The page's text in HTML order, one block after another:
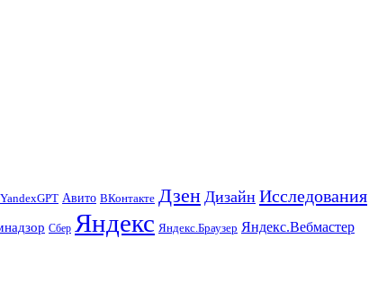
YandexGPT Авито ВКонтакте Дзен Дизайн Исследования
Сбер Яндекс Яндекс.Браузер Яндекс.Вебмастер